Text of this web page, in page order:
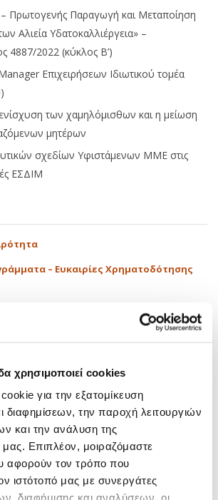
χρησιμοποιεί cookies
για την εξατομίκευση
διαφημίσεων, την παροχή λειτουργιών
και την ανάλυση της
μας. Επιπλέον, μοιραζόμαστε
αφορούν τον τρόπο που
ιστότοπό μας με συνεργάτες
διαφήμισης και αναλύσεων, οι
Πρωτογενής Παραγωγή και Μεταποίηση
Αλιεία Υδατοκαλλιέργεια» –
4887/2022 (κύκλος Β’)
Επιχειρήσεων Ιδιωτικού τομέα
των χαμηλόμισθων και η μείωση
μητέρων
σχεδίων Υφιστάμενων ΜΜΕ στις
ΕΣΔΙΜ
– Ευκαιρίες Χρηματοδότησης
Audit (1) E-Timologia(1)
EInvoicing(1) Iapa(1) JobFestival
Pass(2) MyData(3) Naytemporiki